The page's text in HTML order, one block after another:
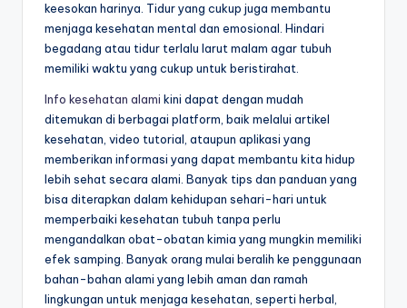
keesokan harinya. Tidur yang cukup juga membantu
menjaga kesehatan mental dan emosional. Hindari
begadang atau tidur terlalu larut malam agar tubuh
memiliki waktu yang cukup untuk beristirahat.
Info kesehatan alami kini dapat dengan mudah
ditemukan di berbagai platform, baik melalui artikel
kesehatan, video tutorial, ataupun aplikasi yang
memberikan informasi yang dapat membantu kita hidup
lebih sehat secara alami. Banyak tips dan panduan yang
bisa diterapkan dalam kehidupan sehari-hari untuk
memperbaiki kesehatan tubuh tanpa perlu
mengandalkan obat-obatan kimia yang mungkin memiliki
efek samping. Banyak orang mulai beralih ke penggunaan
bahan-bahan alami yang lebih aman dan ramah
lingkungan untuk menjaga kesehatan, seperti herbal,